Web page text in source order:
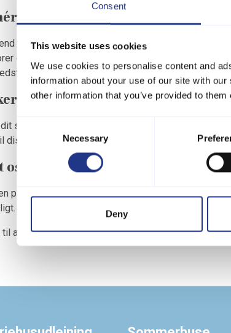
Consent
This website uses cookies
We use cookies to personalise content and
information about your use of our site with
other information that you’ve provided to
Consent
Selection
Necessary
Deny
din investering med over 30 års
30 års erfaring i feriehusbranchen er vi
der kan løfte din udlejning til et nyt niveau.
mulige økonomi gennem udlejning.
de mest attraktive ferieområder
sommerhus ligger ved Ringkøbing Fjord, Nissum
disse områder og ved, hvordan du kan få det
os for en gratis
professionel vurdering af dit sommerhus'
Du er også altid velkommen til at ringe til os på
at hjælpe dig med at få mest muligt ud af din